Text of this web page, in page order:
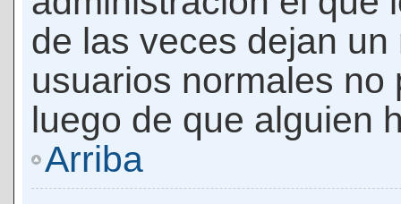
de las veces dejan
usuarios normales
luego de que alguien
Arriba